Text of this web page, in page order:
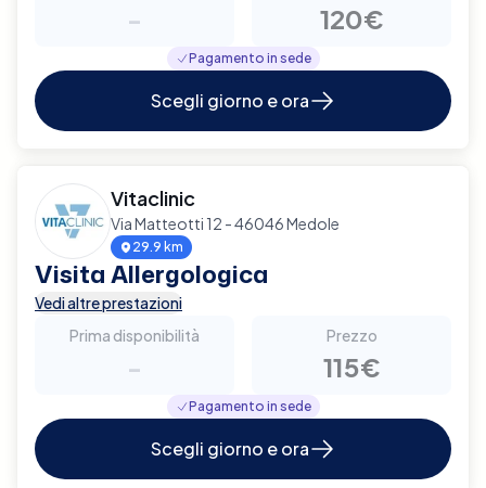
- 120€
Pagamento in sede
Scegli giorno e ora
Vitaclinic
Via Matteotti 12 - 46046 Medole
29.9 km
Visita Allergologica
Vedi altre prestazioni
Prima disponibilità
-
Prezzo
115€
Pagamento in sede
Scegli giorno e ora